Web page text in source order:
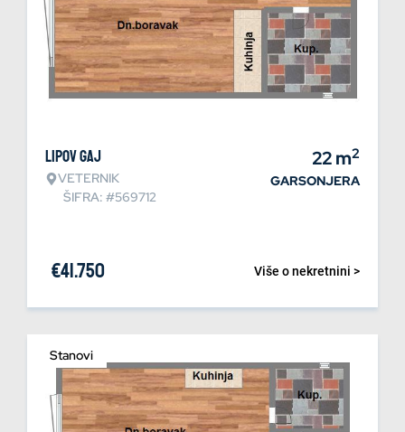
Lipov gaj
VETERNIK
ŠIFRA: #569712
22m2
GARSONJERA
Više o nekretnini >
€41.750
Stanovi